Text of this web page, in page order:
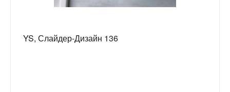
YS, Слайдер-Дизайн 136